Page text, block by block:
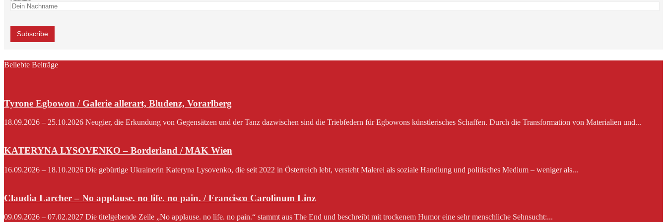
Beliebte Beiträge
Tyrone Egbowon / Galerie allerart, Bludenz, Vorarlberg
18.09.2026 – 25.10.2026 Neugier, die Erkundung von Gegensätzen und der Tanz dazwischen sind die Triebfedern für Egbowons künstlerisches Schaffen. Durch die Transformation von Materialien und...
KATERYNA LYSOVENKO – Borderland / MAK Wien
16.09.2026 – 18.10.2026 Die gebürtige Ukrainerin Kateryna Lysovenko, die seit 2022 in Österreich lebt, versteht Malerei als soziale Handlung und politisches Medium – weniger als...
Claudia Larcher – No applause. no life. no pain. / Francisco Carolinum Linz
09.09.2026 – 07.02.2027 Die titelgebende Zeile „No applause. no life. no pain.“ stammt aus The End und beschreibt mit trockenem Humor eine sehr menschliche Sehnsucht:...